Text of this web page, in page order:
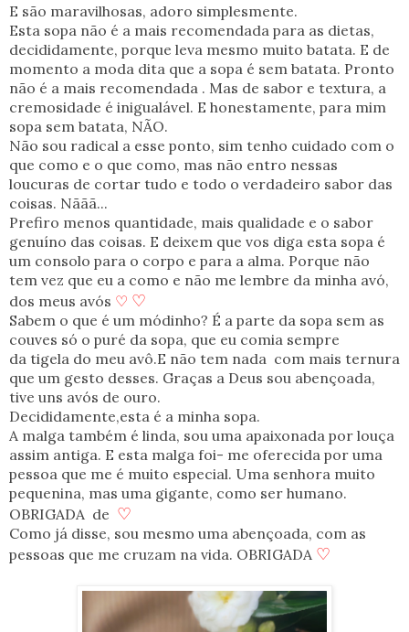
E são maravilhosas, adoro simplesmente.
Esta sopa não é a mais recomendada para as dietas,
decididamente, porque leva mesmo muito batata. E de
momento a moda dita que a sopa é sem batata. Pronto
não é a mais recomendada . Mas de sabor e textura, a
cremosidade é inigualável. E honestamente, para mim
sopa sem batata, NÃO.
Não sou radical a esse ponto, sim tenho cuidado com o
que como e o que como, mas não entro nessas
loucuras de cortar tudo e todo o verdadeiro sabor das
coisas. Nããã...
Prefiro menos quantidade, mais qualidade e o sabor
genuíno das coisas. E deixem que vos diga esta sopa é
um consolo para o corpo e para a alma. Porque não
tem vez que eu a como e não me lembre da minha avó,
dos meus avós ♡ ♡
Sabem o que é um módinho? É a parte da sopa sem as
couves só o puré da sopa, que eu comia sempre
da tigela do meu avô.E não tem nada com mais ternura
que um gesto desses. Graças a Deus sou abençoada,
tive uns avós de ouro.
Decididamente,esta é a minha sopa.
A malga também é linda, sou uma apaixonada por louça
assim antiga. E esta malga foi- me oferecida por uma
pessoa que me é muito especial. Uma senhora muito
pequenina, mas uma gigante, como ser humano.
OBRIGADA de ♡
Como já disse, sou mesmo uma abençoada, com as
pessoas que me cruzam na vida. OBRIGADA ♡